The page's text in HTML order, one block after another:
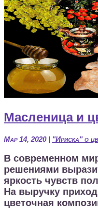
Масленица и
Мар 14, 2020| "Ириска" о
В современном
решениями
яркость чувств
На выручку
цветочная